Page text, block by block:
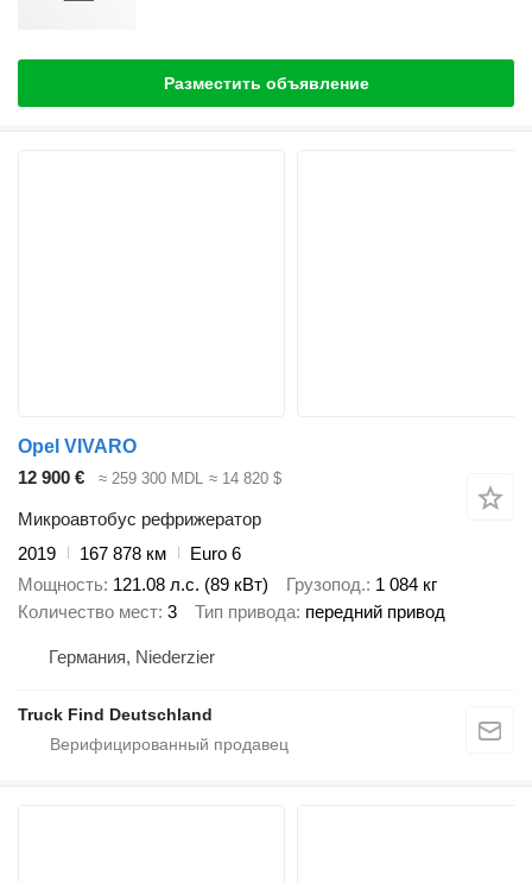
Разместить объявление
Opel VIVARO
12 900 €
≈ 259 300 MDL ≈ 14 820 $
Микроавтобус рефрижератор
2019
167 878 км
Euro 6
Мощность 121.08 л.с. (89 кВт) Грузопод. 1 084 кг
Количество мест 3 Тип привода передний привод
Германия, Niederzier
Truck Find Deutschland